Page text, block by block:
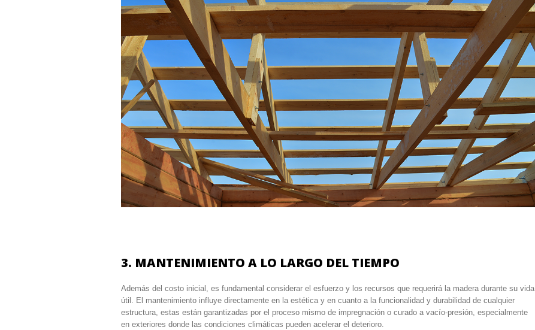
3. MANTENIMIENTO A LO LARGO DEL TIEMPO
Además del costo inicial, es fundamental considerar el esfuerzo y los recursos que requerirá la madera durante su vida
útil. El mantenimiento influye directamente en la estética y en cuanto a la funcionalidad y durabilidad de cualquier
estructura, estas están garantizadas por el proceso mismo de impregnación o curado a vacío-presión, especialmente
en exteriores donde las condiciones climáticas pueden acelerar el deterioro.